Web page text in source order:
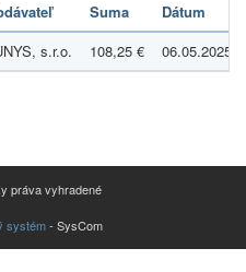
Suma
Dátum
s.r.o. 108,25 € 06.05.2025
práva vyhradené
systém- SysCom